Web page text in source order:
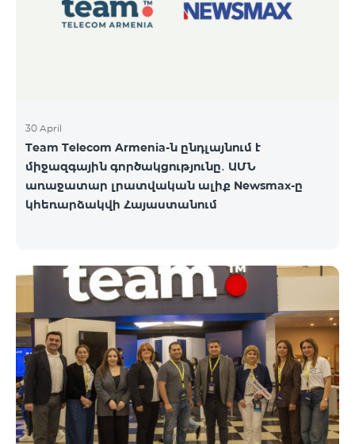
30 April
Team Telecom Armenia-ն ընդլայնում է
միջազգային գործակցությունը․ ԱՄՆ
առաջատար լրատվական ալիք Newsmax-ը
կհեռարձակվի Հայաստանում